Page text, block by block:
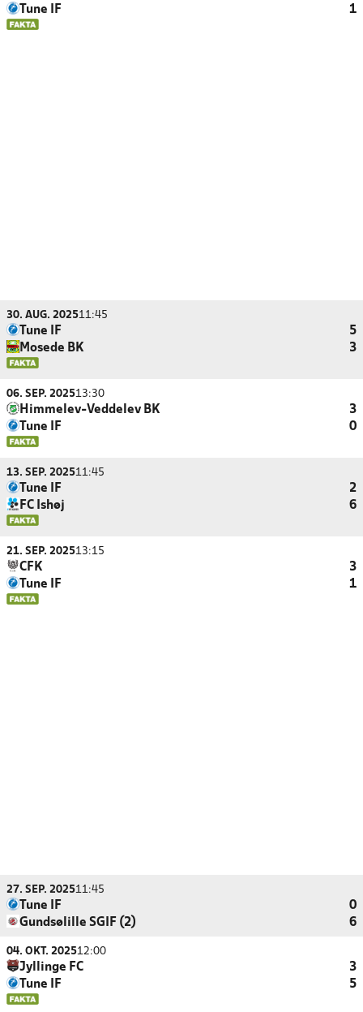
Tune IF
1
30. AUG. 202511:45
Tune IF
5
Mosede BK
3
06. SEP. 202513:30
Himmelev-Veddelev BK
3
Tune IF
0
13. SEP. 202511:45
Tune IF
2
FC Ishøj
6
21. SEP. 202513:15
CFK
3
Tune IF
1
27. SEP. 202511:45
Tune IF
0
Gundsølille SGIF (2)
6
04. OKT. 202512:00
Jyllinge FC
3
Tune IF
5